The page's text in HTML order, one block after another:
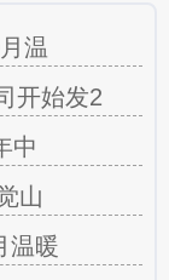
温
开始发2
中
山
温暖